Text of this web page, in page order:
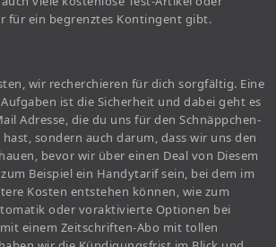
für ein begrenztes Kontingent gibt.
wir recherchieren für dich sorgfältig. Eine
ist die Sicherheit und dabei geht es
Adresse, die du uns für den Schnäppchen-
sondern auch darum, dass wir uns den
bevor wir über einen Deal von Diesem
Beispiel ein Handytarif sein, bei dem im
Kosten entstehen können, wie zum
oder voraktivierte Optionen bei
einem Zeitschriften-Abo mit tollen